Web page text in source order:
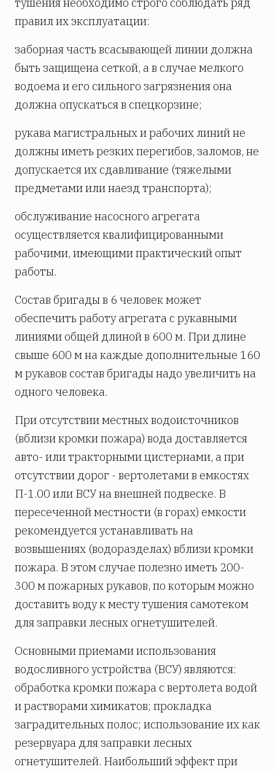
правил их эксплуатации:
заборная часть всасывающей линии должна
быть защищена сеткой, а в случае мелкого
водоема и его сильного загрязнения она
должна опускаться в спецкорзине;
рукава магистральных и рабочих линий не
должны иметь резких перегибов, заломов, не
допускается их сдавливание (тяжелыми
предметами или наезд транспорта);
обслуживание насосного агрегата
осуществляется квалифицированными
рабочими, имеющими практический опыт
работы.
Состав бригады в 6 человек может
обеспечить работу агрегата с рукавными
линиями общей длиной в 600 м. При длине
свыше 600 м на каждые дополнительные 160
м рукавов состав бригады надо увеличить на
одного человека.
При отсутствии местных водоисточников
(вблизи кромки пожара) вода доставляется
авто- или тракторными цистернами, а при
отсутствии дорог - вертолетами в емкостях
П-1.00 или ВСУ на внешней подвеске. В
пересеченной местности (в горах) емкости
рекомендуется устанавливать на
возвышениях (водоразделах) вблизи кромки
пожара. В этом случае полезно иметь 200-
300 м пожарных рукавов, по которым можно
доставить воду к месту тушения самотеком
для заправки лесных огнетушителей.
Основными приемами использования
водосливного устройства (ВСУ) являются:
обработка кромки пожара с вертолета водой
и растворами химикатов; прокладка
заградительных полос; использование их как
резервуара для заправки лесных
огнетушителей. Наибольший эффект при